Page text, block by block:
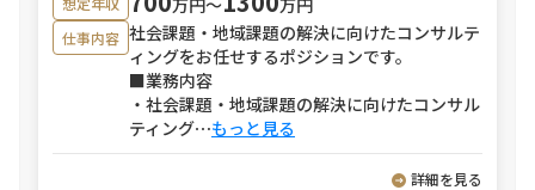
仕事内容 社会課題・地域課題の解決に向けたコンサルテ
ィングをお任せするポジションです。
■業務内容
・社会課題・地域課題の解決に向けたコンサル
ティング⋯もっと見る
詳細を見る